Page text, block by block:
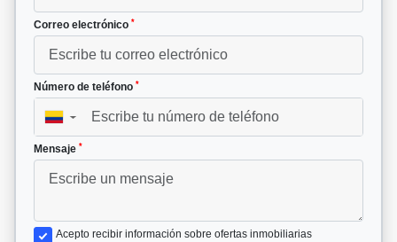
Correo electrónico *
Número de teléfono *
▼
Mensaje *
Acepto recibir información sobre ofertas inmobiliarias